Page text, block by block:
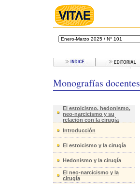
Monografías docentes
El estoicismo, hedonismo,
neo-narcicismo y su
relación con la cirugía
Introducción
El estoicismo y la cirugía
Hedonismo y la cirugía
El neo-narcicismo y la
cirugía